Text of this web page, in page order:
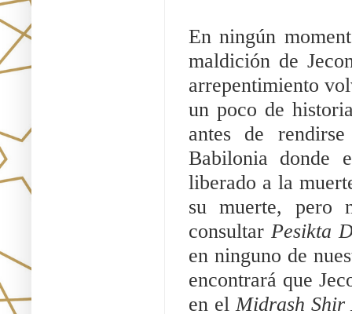
En ningún
maldición de
arrepentimiento
un poco de
antes de
Babilonia donde
liberado a la
su muerte, pero
consultar Pesikta
en ninguno de
encontrará que
en el Midrash